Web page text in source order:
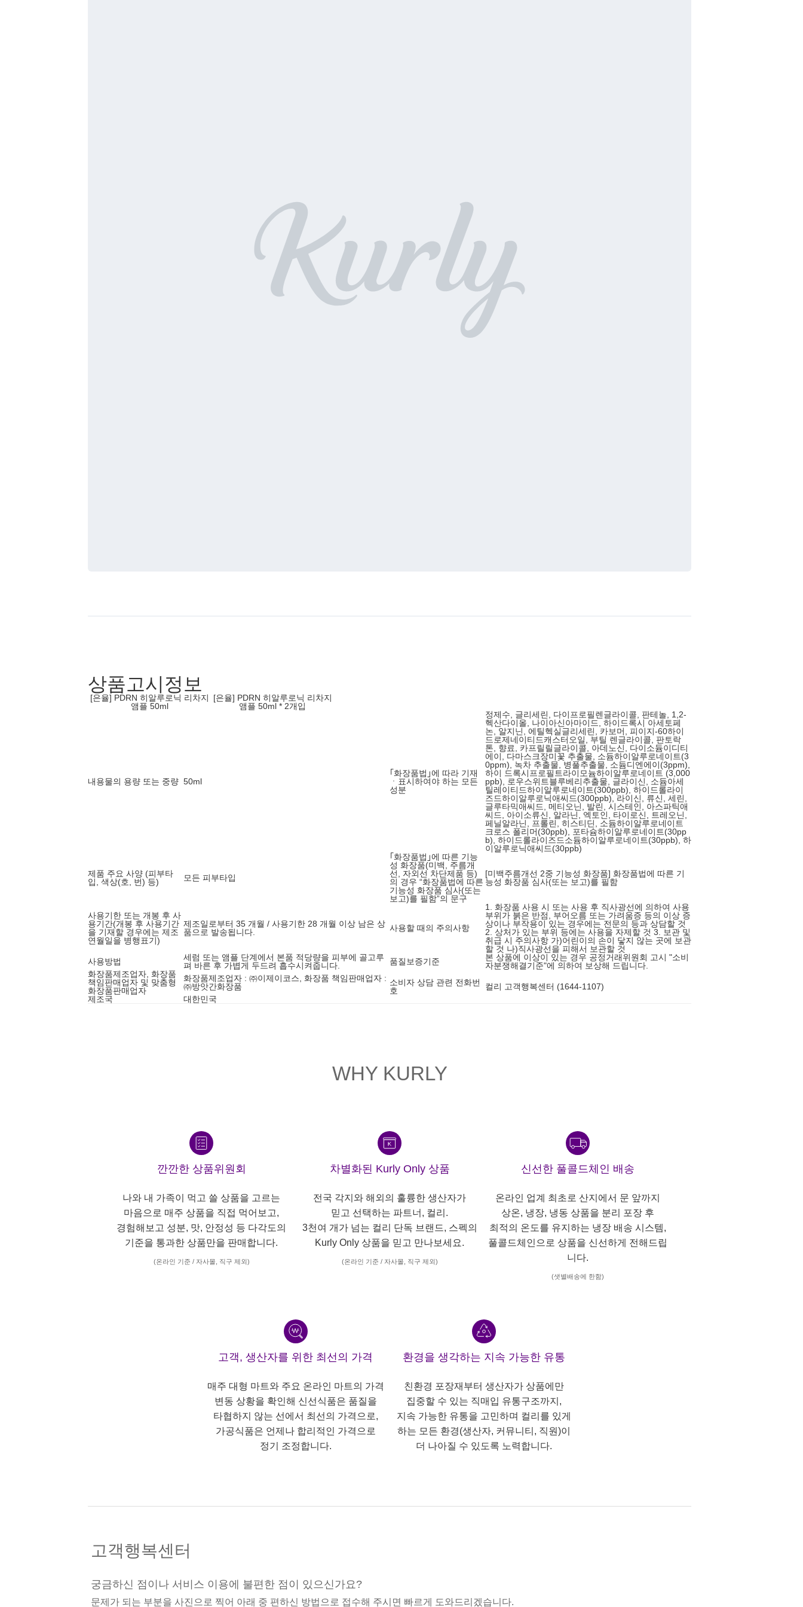
상품고시정보
[은율] PDRN 히알루로닉 리차지
앰플 50ml
[은율] PDRN 히알루로닉 리차지
앰플 50ml * 2개입
내용물의 용량 또는 중량 50ml
｢화장품법｣에 따라 기재
ㆍ표시하여야 하는 모든
성분
정제수, 글리세린, 다이프로필렌글라이콜, 판테놀, 1,2-
헥산다이올, 나이아신아마이드, 하이드록시 아세토페
논, 알지닌, 에틸헥실글리세린, 카보머, 피이지-60하이
드로제네이티드캐스터오일, 부틸 렌글라이콜, 판토락
톤, 향료, 카프릴릴글라이콜, 아데노신, 다이소듐이디티
에이, 다마스크장미꽃 추출물, 소듐하이알루로네이트(3
0ppm), 녹차 추출물, 병풀추출물, 소듐디엔에이(3ppm),
하이 드록시프로필트라이모늄하이알루로네이트 (3,000
ppb), 로우스위트블루베리추출물, 글라이신, 소듐아세
틸레이티드하이알루로네이트(300ppb), 하이드롤라이
즈드하이알루로닉애씨드(300ppb), 라이신, 류신, 세린,
글루타믹애씨드, 메티오닌, 발린, 시스테인, 아스파틱애
씨드, 아이소류신, 알라닌, 엑토인, 타이로신, 트레오닌,
페닐알라닌, 프롤린, 히스티딘, 소듐하이알루로네이트
크로스 폴리머(30ppb), 포타슘하이알루로네이트(30pp
b), 하이드롤라이즈드소듐하이알루로네이트(30ppb), 하
이알루로닉애씨드(30ppb)
제품 주요 사양 (피부타
입, 색상(호, 번) 등)
모든 피부타입
｢화장품법｣에 따른 기능
성 화장품(미백, 주름개
선, 자외선 차단제품 등)
의 경우 “화장품법에 따른
기능성 화장품 심사(또는
보고)를 필함”의 문구
[미백주름개선 2중 기능성 화장품] 화장품법에 따른 기
능성 화장품 심사(또는 보고)를 필함
사용기한 또는 개봉 후 사
용기간(개봉 후 사용기간
을 기재할 경우에는 제조
연월일을 병행표기)
제조일로부터 35 개월 / 사용기한 28 개월 이상 남은 상
품으로 발송됩니다.
사용할 때의 주의사항
1. 화장품 사용 시 또는 사용 후 직사광선에 의하여 사용
부위가 붉은 반점, 부어오름 또는 가려움증 등의 이상 증
상이나 부작용이 있는 경우에는 전문의 등과 상담할 것
2. 상처가 있는 부위 등에는 사용을 자제할 것 3. 보관 및
취급 시 주의사항 가)어린이의 손이 닿지 않는 곳에 보관
할 것 나)직사광선을 피해서 보관할 것
사용방법
세럼 또는 앰플 단계에서 본품 적당량을 피부에 골고루
펴 바른 후 가볍게 두드려 흡수시켜줍니다.
품질보증기준
본 상품에 이상이 있는 경우 공정거래위원회 고시 "소비
자분쟁해결기준"에 의하여 보상해 드립니다.
화장품제조업자, 화장품
책임판매업자 및 맞춤형
화장품판매업자
화장품제조업자 : ㈜이제이코스, 화장품 책임판매업자 :
㈜방앗간화장품
소비자 상담 관련 전화번
호
컬리 고객행복센터 (1644-1107)
제조국
대한민국
WHY KURLY
깐깐한 상품위원회
나와 내 가족이 먹고 쓸 상품을 고르는
마음으로 매주 상품을 직접 먹어보고,
경험해보고 성분, 맛, 안정성 등 다각도의
기준을 통과한 상품만을 판매합니다.
(온라인 기준 / 자사몰, 직구 제외)
차별화된 Kurly Only 상품
전국 각지와 해외의 훌륭한 생산자가
믿고 선택하는 파트너, 컬리.
3천여 개가 넘는 컬리 단독 브랜드, 스펙의
Kurly Only 상품을 믿고 만나보세요.
(온라인 기준 / 자사몰, 직구 제외)
신선한 풀콜드체인 배송
온라인 업계 최초로 산지에서 문 앞까지
상온, 냉장, 냉동 상품을 분리 포장 후
최적의 온도를 유지하는 냉장 배송 시스템,
풀콜드체인으로 상품을 신선하게 전해드립
니다.
(샛별배송에 한함)
고객, 생산자를 위한 최선의 가격
매주 대형 마트와 주요 온라인 마트의 가격
변동 상황을 확인해 신선식품은 품질을
타협하지 않는 선에서 최선의 가격으로,
가공식품은 언제나 합리적인 가격으로
정기 조정합니다.
환경을 생각하는 지속 가능한 유통
친환경 포장재부터 생산자가 상품에만
집중할 수 있는 직매입 유통구조까지,
지속 가능한 유통을 고민하며 컬리를 있게
하는 모든 환경(생산자, 커뮤니티, 직원)이
더 나아질 수 있도록 노력합니다.
고객행복센터
궁금하신 점이나 서비스 이용에 불편한 점이 있으신가요?
문제가 되는 부분을 사진으로 찍어 아래 중 편하신 방법으로 접수해 주시면 빠르게 도와드리겠습니다.